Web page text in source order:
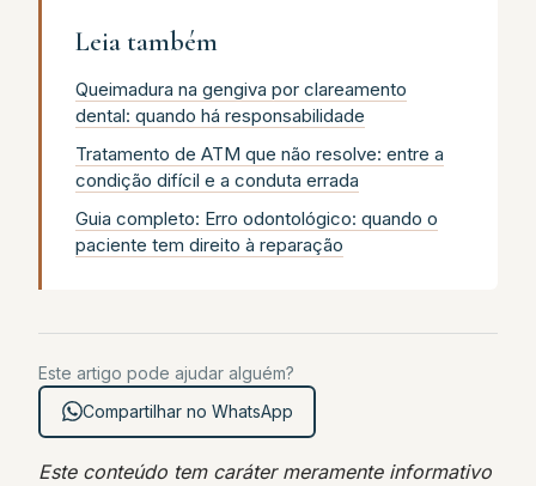
Leia também
Queimadura na gengiva por clareamento
dental: quando há responsabilidade
Tratamento de ATM que não resolve: entre a
condição difícil e a conduta errada
Guia completo: Erro odontológico: quando o
paciente tem direito à reparação
Este artigo pode ajudar alguém?
Compartilhar no WhatsApp
Este conteúdo tem caráter meramente informativo